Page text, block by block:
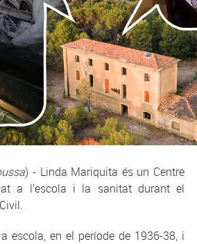
) - Linda Mariquita és un Centre
a l’escola i la sanitat durant el
a escola, en el període de 1936-38, i